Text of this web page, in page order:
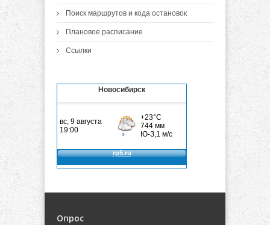
Поиск маршрутов и кода остановок
Плановое расписание
Ссылки
Новосибирск
Опрос